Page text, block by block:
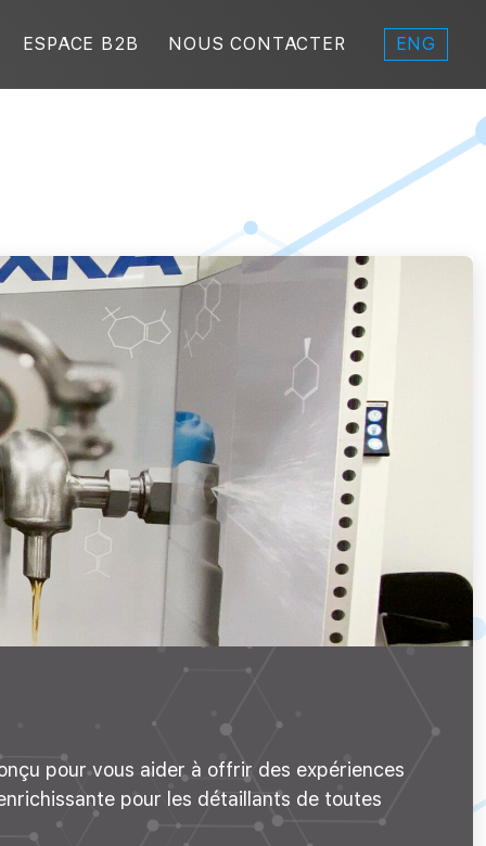
ESPACE B2B NOUS CONTACTER ENG
pour vous aider à offrir des expériences
pour les détaillants de toutes